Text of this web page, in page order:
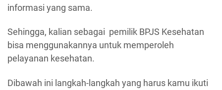
informasi yang sama.
Sehingga, kalian sebagai pemilik BPJS Kesehatan
bisa menggunakannya untuk memperoleh
pelayanan kesehatan.
Dibawah ini langkah-langkah yang harus kamu ikuti